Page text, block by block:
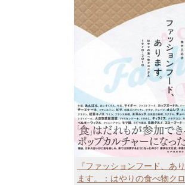
『ファッションフード、あり
ます。：はやりの食べ物クロ